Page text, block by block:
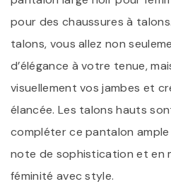
pour des chaussures à
talons, vous allez non
d’élégance à votre tenue,
visuellement vos jambes et
élancée. Les talons hauts
compléter ce pantalon
note de sophistication et en
féminité avec style.